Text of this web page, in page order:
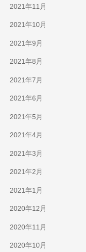
2021年11月
2021年10月
2021年9月
2021年8月
2021年7月
2021年6月
2021年5月
2021年4月
2021年3月
2021年2月
2021年1月
2020年12月
2020年11月
2020年10月